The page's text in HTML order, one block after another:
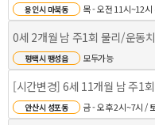
용인시 마북동 목 - 오전 11시~12
0세 2개월 남 주1회 물리/운동
평택시 팽성읍 모두가능
[시간변경] 6세 11개월 남 주1
안산시 성포동 금 - 오후 2시~7시 /